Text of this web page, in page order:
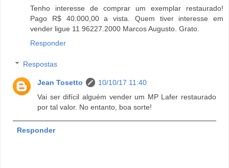
Tenho interesse de comprar um exemplar restaurado!
Pago R$ 40.000,00 a vista. Quem tiver interesse em
vender ligue 11 96227.2000 Marcos Augusto. Grato.
Responder
Respostas
Jean Tosetto
10/10/17 11:40
Vai ser difícil alguém vender um MP Lafer restaurado
por tal valor. No entanto, boa sorte!
Responder